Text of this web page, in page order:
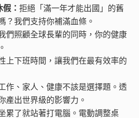
： 拒絕「滿一年才能出國」的舊
？我們支持你補滿血條。
們照顧全球長輩的同時，你的健康
上下班時間，讓我們在最有效率的
作、家人、健康不該是選擇題。透
產出世界級的影響力。
累了就站著打電腦。電動調整桌